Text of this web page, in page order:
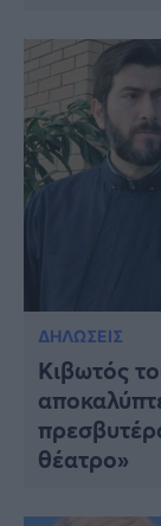
ΔΗΛΩΣΕΙΣ
Κιβωτός
θέατρο»